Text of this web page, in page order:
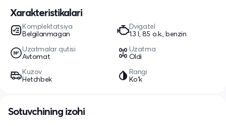
Xarakteristikalari
Komplektatsiya
Belgilanmagan
Dvigatel
1.3 l, 85 o.k., benzin
Uzatmalar qutisi
Avtomat
Uzatma
Oldi
Kuzov
Hetchbek
Rangi
Ko'k
Sotuvchining izohi